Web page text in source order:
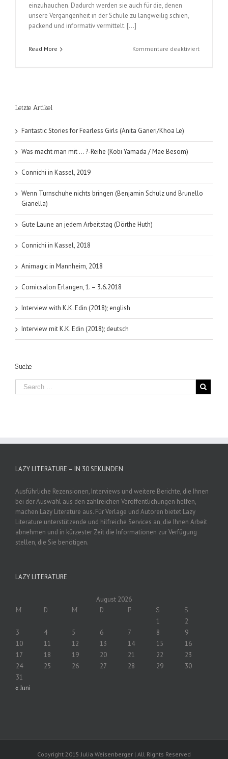
einzuhauchen. Dadurch werden sie auch für die, denen
unsere Vergangenheit in der Schule zu langweilig schien,
packend und informativ vermittelt. […]
Read More Kommentare deaktiviertfür
von
Letzte Artikel
Fantastic Stories for Fearless Girls (Anita Ganeri/Khoa Le)
Was macht man mit … ?-Reihe (Kobi Yamada / Mae Besom)
Connichi in Kassel, 2019
Wenn Turnschuhe nichts bringen (Benjamin Schulz und Brunello
Gianella)
Gute Laune an jedem Arbeitstag (Dörthe Huth)
Connichi in Kassel, 2018
Animagic in Mannheim, 2018
Comicsalon Erlangen, 1. – 3.6.2018
Interview with K.K. Edin (2018); english
Interview mit K.K. Edin (2018); deutsch
Suche
LAZY LITERATURE – IN 30 SEKUNDEN
Ausführliche Rezensionen, Interviews und weitere Berichte, die Ihnen
bei der Auswahl aus den zahlreichen Veröffentlichungen helfen,
machen Lazy Literature aus. Für Verlage und Autoren bietet Lazy
Literature unterstützende und hilfreiche Services an, die Ihnen Arbeit
abnehmen und in kürzester Zeit die Informationen zur Verfügung
stellen, die Sie benötigen.
LAZY LITERATURE
August 2026
M D M D F S S
1
2
3
4 5 6 7 8
9
10
11 12 13 14 15
16
17
18 19 20 21 22
23
24
25 26 27 28 29
30
31
« Juni
Copyright 2015 Julia Weisenberger | All Rights Reserved